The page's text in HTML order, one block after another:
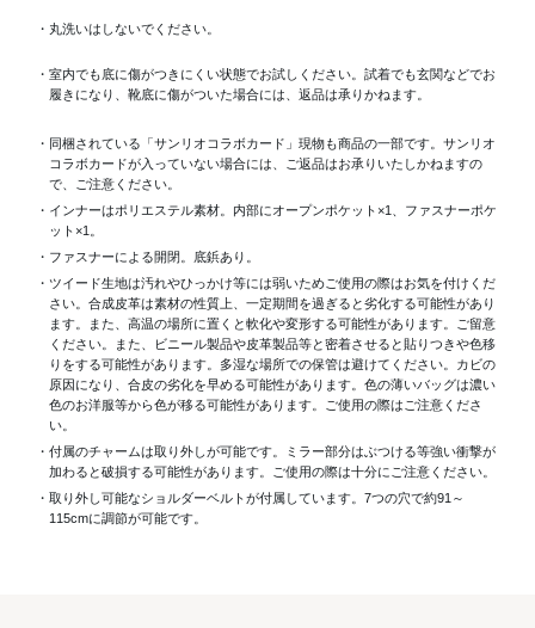
・丸洗いはしないでください。
・室内でも底に傷がつきにくい状態でお試しください。試着でも玄関などでお
履きになり、靴底に傷がついた場合には、返品は承りかねます。
・同梱されている「サンリオコラボカード」現物も商品の一部です。サンリオ
コラボカードが入っていない場合には、ご返品はお承りいたしかねますの
で、ご注意ください。
・インナーはポリエステル素材。内部にオープンポケット×1、ファスナーポケ
ット×1。
・ファスナーによる開閉。底鋲あり。
・ツイード生地は汚れやひっかけ等には弱いためご使用の際はお気を付けくだ
さい。合成皮革は素材の性質上、一定期間を過ぎると劣化する可能性があり
ます。また、高温の場所に置くと軟化や変形する可能性があります。ご留意
ください。また、ビニール製品や皮革製品等と密着させると貼りつきや色移
りをする可能性があります。多湿な場所での保管は避けてください。カビの
原因になり、合皮の劣化を早める可能性があります。色の薄いバッグは濃い
色のお洋服等から色が移る可能性があります。ご使用の際はご注意くださ
い。
・付属のチャームは取り外しが可能です。ミラー部分はぶつける等強い衝撃が
加わると破損する可能性があります。ご使用の際は十分にご注意ください。
・取り外し可能なショルダーベルトが付属しています。7つの穴で約91～
115cmに調節が可能です。